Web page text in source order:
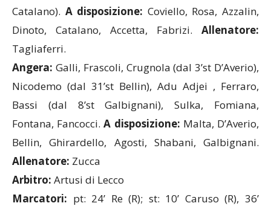
Dinoto, Catalano, Accetta, Fabrizi.Allenatore:
Tagliaferri.
Angera:Galli, Frascoli, Crugnola (dal 3’st D’Averio),
Nicodemo (dal 31’st Bellin), Adu Adjei , Ferraro,
Bassi (dal 8’st Galbignani), Sulka, Fomiana,
Fontana, Fancocci. A disposizione:Malta, D’Averio,
Bellin, Ghirardello, Agosti, Shabani, Galbignani.
Allenatore:Zucca
Arbitro:Artusi di Lecco
Marcatori:pt: 24’ Re (R); st: 10’ Caruso (R), 36’
Battaglia (R)